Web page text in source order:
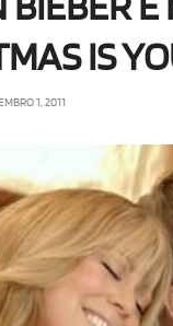
IS
1, 2011